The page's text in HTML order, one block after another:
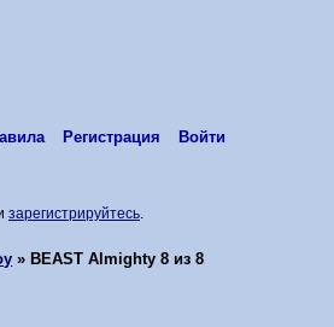
Регистрация Войти
зарегистрируйтесь.
» BEAST Almighty 8 из 8